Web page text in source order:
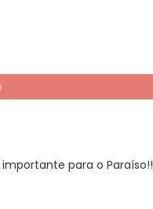
para o Paraíso!!